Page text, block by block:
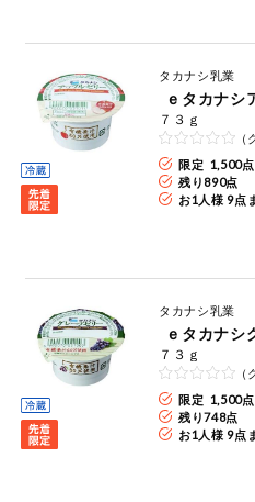
パルコープ・よどがわ生協のサー
パルコープ・よどがわ生協の情報
アプリのダウンロード
PC版サイトを表示
衛生・生理用
キッチン用品
洗濯・バス・
トイレ用品
ィケア
ベビー
衣料品
りんご
アレルゲン情報は、商品企画時
必ず商品パッケージの表示をご
特定原材料に準ずるものは、
タカナシ乳業
ｅタカナシ
７３ｇ
（
限定 1,500点
残り 890点
お1人様 9点
タカナシ乳業
ｅタカナシ
７３ｇ
（
限定 1,500点
残り748点
お1人様 9点